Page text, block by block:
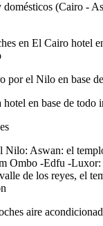
domésticos (Cairo -
en El Cairo hotel
por el Nilo en base
hotel en base de todo
Nilo: Aswan: el
Ombo -Edfu -Luxor:
de los reyes, el
aire